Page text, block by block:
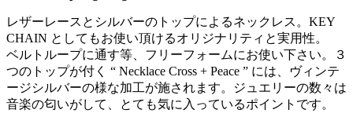
レザーレースとシルバーのトップによるネックレス。KEY
CHAIN としてもお使い頂けるオリジナリティと実用性。
ベルトループに通す等、フリーフォームにお使い下さい。３
つのトップが付く “ Necklace Cross + Peace ” には、ヴィンテ
ージシルバーの様な加工が施されます。ジュエリーの数々は
音楽の匂いがして、とても気に入っているポイントです。